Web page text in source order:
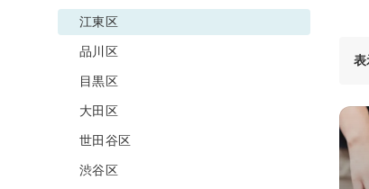
表
江東区
品川区
目黒区
大田区
世田谷区
渋谷区